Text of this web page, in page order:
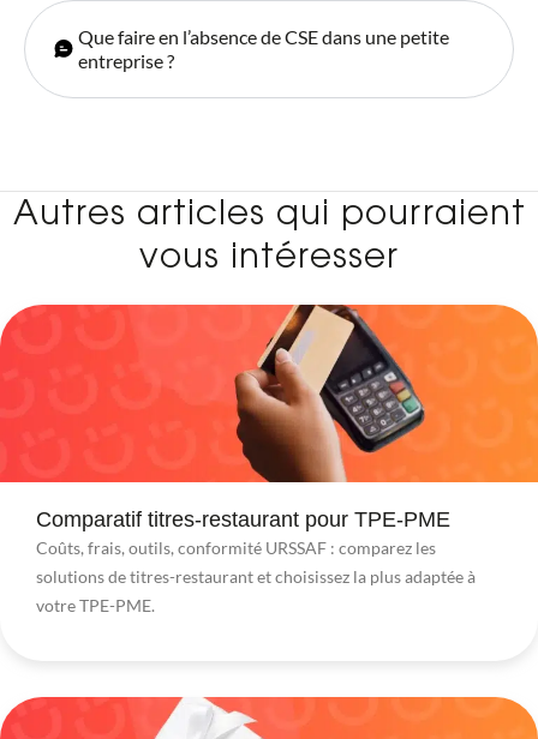
Que faire en l’absence de CSE dans une petite
entreprise ?
Autres articles qui pourraient
vous intéresser
Comparatif titres-restaurant pour TPE-PME
Coûts, frais, outils, conformité URSSAF : comparez les
solutions de titres-restaurant et choisissez la plus adaptée à
votre TPE-PME.